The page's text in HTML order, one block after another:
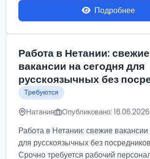
Подробнее
Работа в Нетании: свежие
вакансии на сегодня для
русскоязычных без
Требуются
Натания Опубликовано: 16.06.2026
Работа в Нетании: свежие вакансии
для русскоязычных без
Срочно требуется рабочий